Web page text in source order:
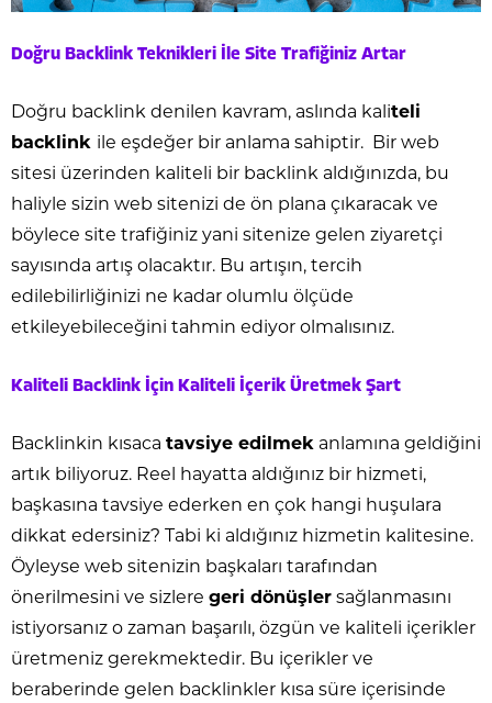
Doğru Backlink Teknikleri İle Site Trafiğiniz Artar
Doğru backlink denilen kavram, aslında kaliteli
backlink ile eşdeğer bir anlama sahiptir. Bir web
sitesi üzerinden kaliteli bir backlink aldığınızda, bu
haliyle sizin web sitenizi de ön plana çıkaracak ve
böylece site trafiğiniz yani sitenize gelen ziyaretçi
sayısında artış olacaktır. Bu artışın, tercih
edilebilirliğinizi ne kadar olumlu ölçüde
etkileyebileceğini tahmin ediyor olmalısınız.
Kaliteli Backlink İçin Kaliteli İçerik Üretmek Şart
Backlinkin kısaca tavsiye edilmek anlamına geldiğini
artık biliyoruz. Reel hayatta aldığınız bir hizmeti,
başkasına tavsiye ederken en çok hangi huşulara
dikkat edersiniz? Tabi ki aldığınız hizmetin kalitesine.
Öyleyse web sitenizin başkaları tarafından
önerilmesini ve sizlere geri dönüşler sağlanmasını
istiyorsanız o zaman başarılı, özgün ve kaliteli içerikler
üretmeniz gerekmektedir. Bu içerikler ve
beraberinde gelen backlinkler kısa süre içerisinde